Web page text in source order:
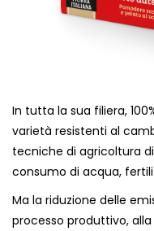
In tutta la sua filiera,
varietà resistenti al
tecniche di agricoltura
consumo di acqua,
Ma la riduzione delle
processo produttivo,